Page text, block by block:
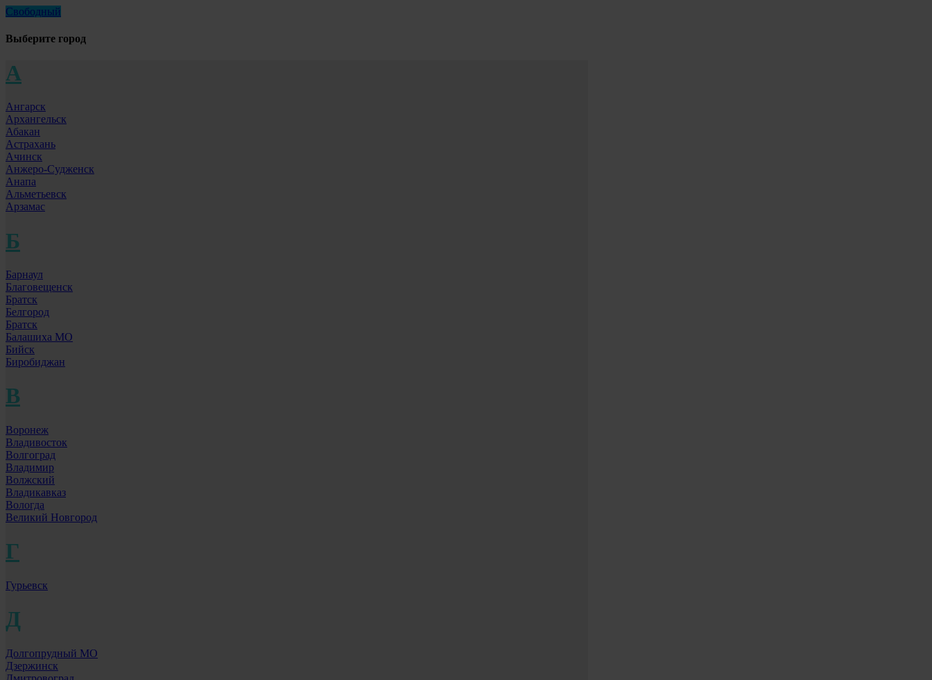
Свободный
Выберите город
А
Ангарск
Архангельск
Абакан
Астрахань
Ачинск
Анжеро-Судженск
Анапа
Альметьевск
Арзамас
Б
Барнаул
Благовещенск
Братск
Белгород
Братск
Балашиха МО
Бийск
Биробиджан
В
Воронеж
Владивосток
Волгоград
Владимир
Волжский
Владикавказ
Вологда
Великий Новгород
Г
Гурьевск
Д
Долгопрудный МО
Дзержинск